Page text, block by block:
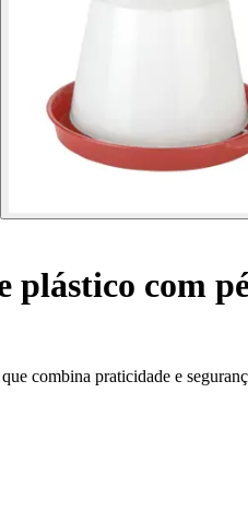
plástico com
combina praticidade e